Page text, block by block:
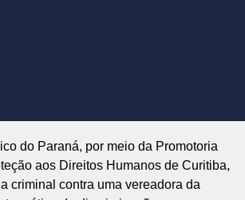
do Paraná, por meio da Promotoria
aos Direitos Humanos de Curitiba,
criminal contra uma vereadora da